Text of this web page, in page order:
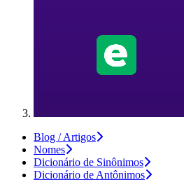
Blog / Artigos
Nomes
Dicionário de Sinônimos
Dicionário de Antônimos